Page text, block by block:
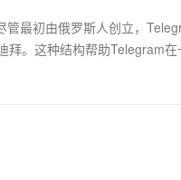
最初由俄罗斯人创立，
拜。这种结构帮助Telegram在